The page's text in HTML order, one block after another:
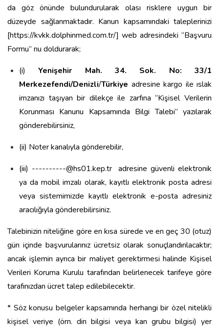
da göz önünde bulundurularak olası risklere uygun bir
düzeyde sağlanmaktadır. Kanun kapsamındaki taleplerinizi
[https://kvkk.dolphinmed.com.tr/] web adresindeki “Başvuru
Formu” nu doldurarak;
(i)Yenişehir Mah. 34. Sok. No: 33/1
Merkezefendi/Denizli/Türkiye adresine kargo ile ıslak
imzanızı taşıyan bir dilekçe ile zarfına “Kişisel Verilerin
Korunması Kanunu Kapsamında Bilgi Talebi” yazılarak
gönderebilirsiniz,
(ii) Noter kanalıyla gönderebilir,
(iii) ----------@hs01.kep.tr adresine güvenli elektronik
ya da mobil imzalı olarak, kayıtlı elektronik posta adresi
veya sistemimizde kayıtlı elektronik e-posta adresiniz
aracılığıyla gönderebilirsiniz.
Talebinizin niteliğine göre en kısa sürede ve en geç 30 (otuz)
gün içinde başvurularınız ücretsiz olarak sonuçlandırılacaktır;
ancak işlemin ayrıca bir maliyet gerektirmesi halinde Kişisel
Verileri Koruma Kurulu tarafından belirlenecek tarifeye göre
tarafınızdan ücret talep edilebilecektir.
* Söz konusu belgeler kapsamında herhangi bir özel nitelikli
kişisel veriye (örn. din bilgisi veya kan grubu bilgisi) yer